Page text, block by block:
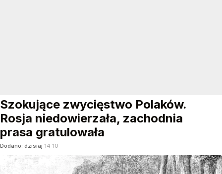
Szokujące zwycięstwo Polaków.
Rosja niedowierzała, zachodnia
prasa gratulowała
Dodano: dzisiaj 14:10